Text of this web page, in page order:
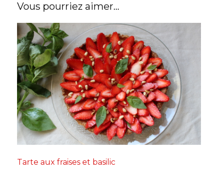
Vous pourriez aimer...
Tarte aux fraises et basilic